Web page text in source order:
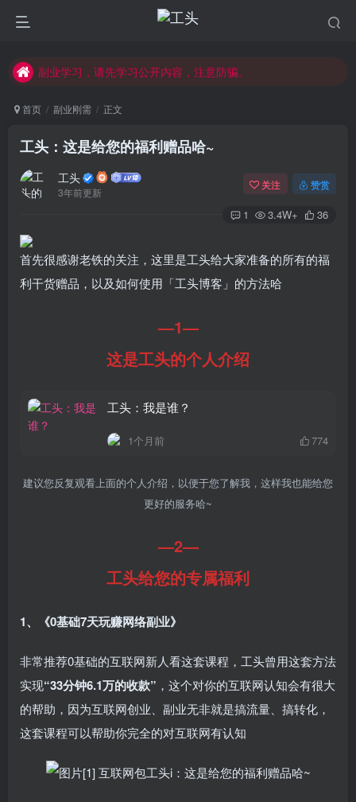
每天学习30分钟，提升互联网认知！
副业学习，请先学习公开内容，注意防骗。
首页 副业刚需 正文
工头：这是给您的福利赠品哈~
工头
3年前更新
关注 赞赏
1 3.4W+ 36
首先很感谢老铁的关注，这里是工头给大家准备的所有的福
利干货赠品，以及如何使用「工头博客」的方法哈
—1—
这是工头的个人介绍
工头：我是谁？
1个月前 774
建议您反复观看上面的个人介绍，以便于您了解我，这样我也能给您
更好的服务哈~
—2—
工头给您的专属福利
1、《0基础7天玩赚网络副业》
非常推荐0基础的互联网新人看这套课程，工头曾用这套方法
实现“33分钟6.1万的收款” ，这个对你的互联网认知会有很大
的帮助，因为互联网创业、副业无非就是搞流量、搞转化，
这套课程可以帮助你完全的对互联网有认知